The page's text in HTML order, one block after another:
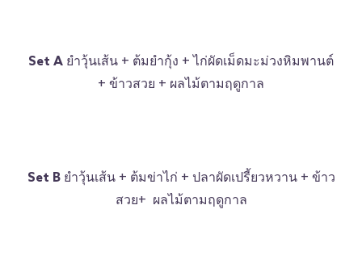
Set A ยำวุ้นเส้น + ต้มยำกุ้ง + ไก่ผัดเม็ดมะม่วงหิมพานต์
+ ข้าวสวย + ผลไม้ตามฤดูกาล
Set B ยำวุ้นเส้น + ต้มข่าไก่ + ปลาผัดเปรี้ยวหวาน + ข้าว
สวย+ ผลไม้ตามฤดูกาล